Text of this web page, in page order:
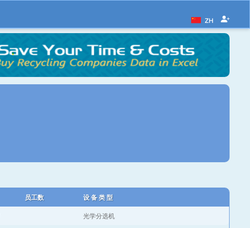
ZH
员工数 设 备 类 型
光学分选机